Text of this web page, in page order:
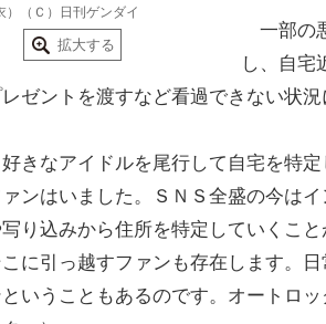
）（Ｃ）日刊ゲンダイ
拡大する
一部の
し、自宅
ゼントを渡すなど看過できない状況
好きなアイドルを尾行して自宅を特
ンはいました。ＳＮＳ全盛の今は
り込みから住所を特定していくこ
に引っ越すファンも存在します。
いうこともあるのです。オートロ